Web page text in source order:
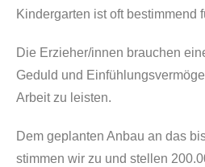
Kindergarten ist oft bestimmend
Die Erzieher/innen brauchen
Geduld und
Arbeit zu leisten.
Dem geplanten Anbau an das
stimmen wir zu und stellen